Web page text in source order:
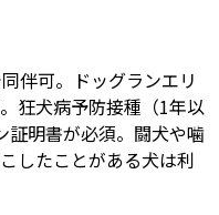
伴可。ドッグランエリ
狂犬病予防接種（1年以
証明書が必須。闘犬や噛
したことがある犬は利